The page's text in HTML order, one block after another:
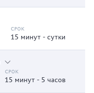
15 минут - сутки
15 минут - 5 часов